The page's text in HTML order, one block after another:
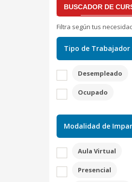
BUSCADOR DE
Filtra según tus
Tipo de Trabajador
Desempleado
Ocupado
Modalidad de
Aula Virtual
Presencial